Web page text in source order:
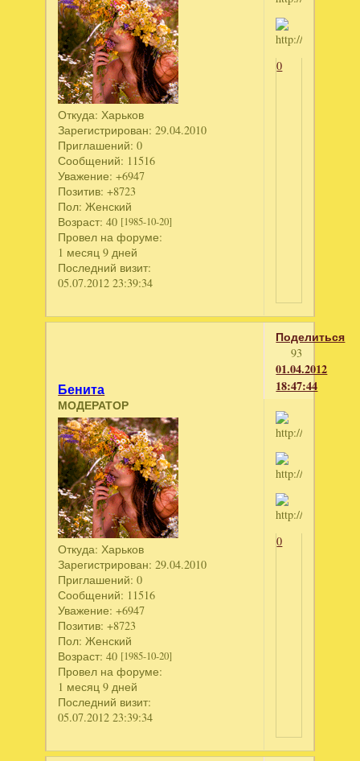
Откуда: Харьков
Зарегистрирован: 29.04.2010
Приглашений: 0
Сообщений: 11516
Уважение: +6947
Позитив: +8723
Пол: Женский
Возраст: 40 [1985-10-20]
Провел на форуме:
1 месяц 9 дней
Последний визит:
05.07.2012 23:39:34
0
Поделиться
93
01.04.2012
18:47:44
Бенита
МОДЕРАТОР
Откуда: Харьков
Зарегистрирован: 29.04.2010
Приглашений: 0
Сообщений: 11516
Уважение: +6947
Позитив: +8723
Пол: Женский
Возраст: 40 [1985-10-20]
Провел на форуме:
1 месяц 9 дней
Последний визит:
05.07.2012 23:39:34
0